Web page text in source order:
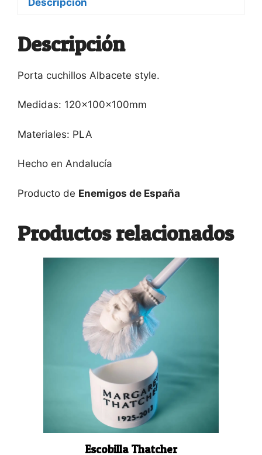
Descripción
Porta cuchillos Albacete style.
Medidas: 120x100x100mm
Materiales: PLA
Hecho en Andalucía
Producto de Enemigos de España
Productos relacionados
Escobilla Thatcher